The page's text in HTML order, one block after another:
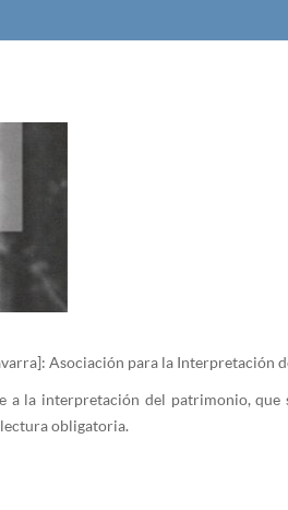
Asociación para la
a la interpretación del patrimonio,
obligatoria.